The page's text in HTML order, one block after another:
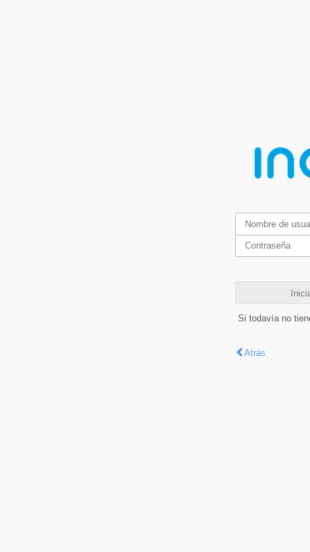
Si todavía no
Atrás